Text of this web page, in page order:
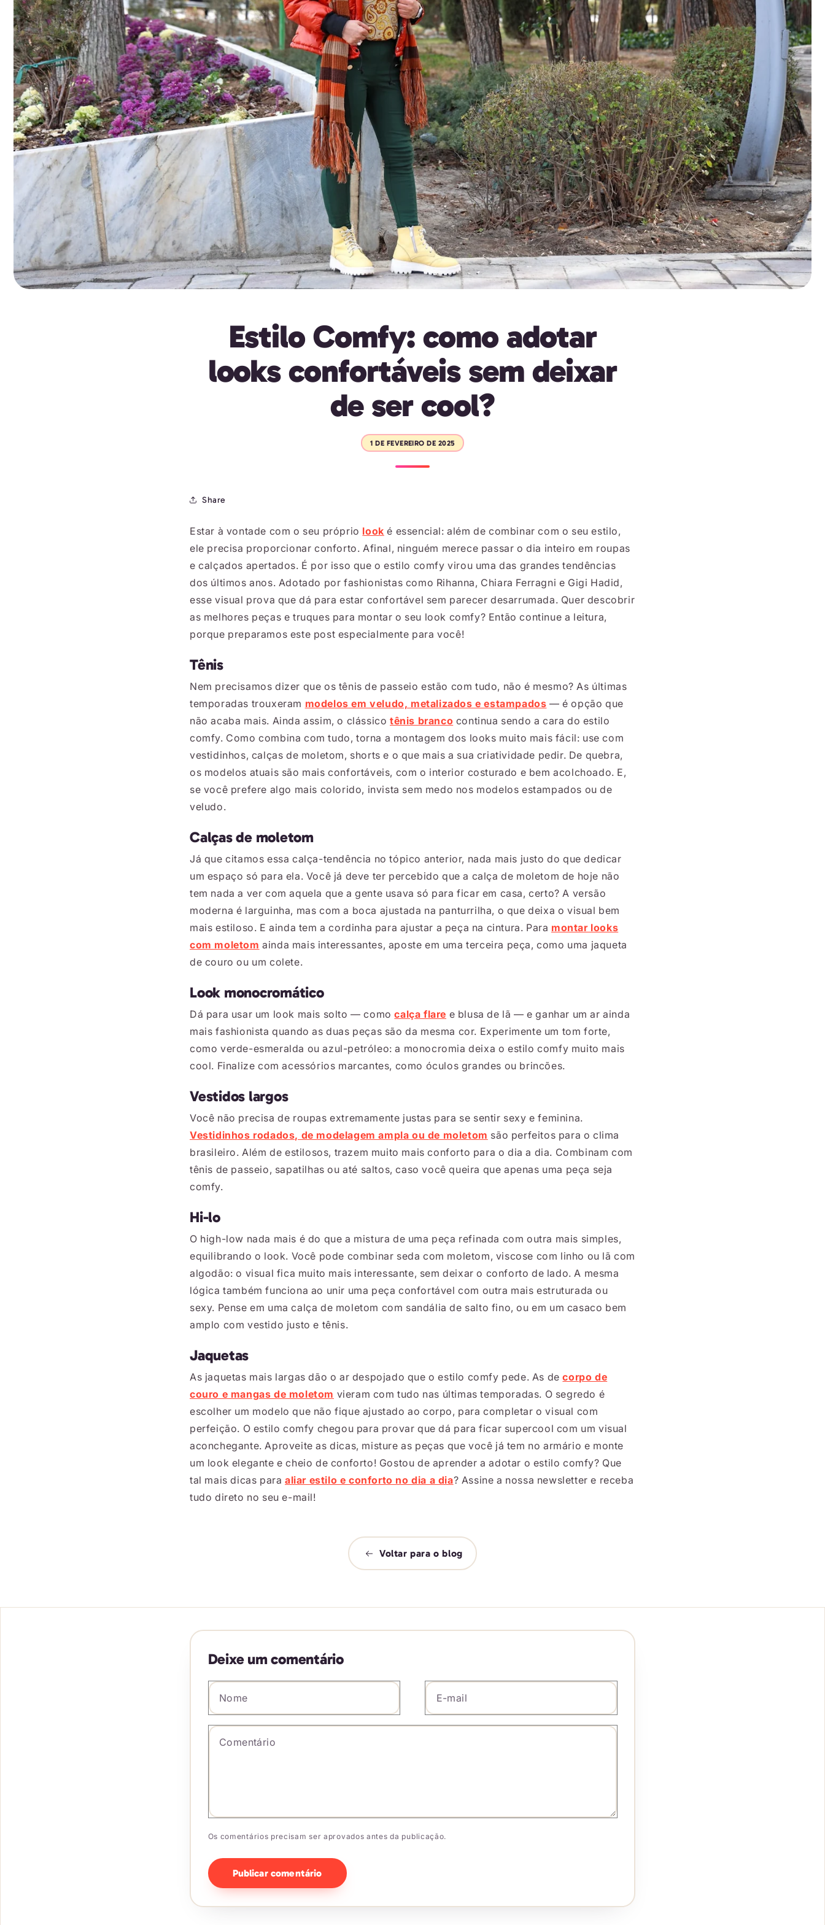
Estilo Comfy: como adotar
looks confortáveis sem deixar
de ser cool?
1 DE FEVEREIRO DE 2025
Share
Estar à vontade com o seu próprio look é essencial: além de combinar com o seu estilo,
ele precisa proporcionar conforto. Afinal, ninguém merece passar o dia inteiro em roupas
e calçados apertados. É por isso que o estilo comfy virou uma das grandes tendências
dos últimos anos. Adotado por fashionistas como Rihanna, Chiara Ferragni e Gigi Hadid,
esse visual prova que dá para estar confortável sem parecer desarrumada. Quer descobrir
as melhores peças e truques para montar o seu look comfy? Então continue a leitura,
porque preparamos este post especialmente para você!
Tênis
Nem precisamos dizer que os tênis de passeio estão com tudo, não é mesmo? As últimas
temporadas trouxeram modelos em veludo, metalizados e estampados — é opção que
não acaba mais. Ainda assim, o clássicotênis branco continua sendo a cara do estilo
comfy. Como combina com tudo, torna a montagem dos looks muito mais fácil: use com
vestidinhos, calças de moletom, shorts e o que mais a sua criatividade pedir. De quebra,
os modelos atuais são mais confortáveis, com o interior costurado e bem acolchoado. E,
se você prefere algo mais colorido, invista sem medo nos modelos estampados ou de
veludo.
Calças de moletom
Já que citamos essa calça-tendência no tópico anterior, nada mais justo do que dedicar
um espaço só para ela. Você já deve ter percebido que a calça de moletom de hoje não
tem nada a ver com aquela que a gente usava só para ficar em casa, certo? A versão
moderna é larguinha, mas com a boca ajustada na panturrilha, o que deixa o visual bem
mais estiloso. E ainda tem a cordinha para ajustar a peça na cintura. Para montar looks
com moletom ainda mais interessantes, aposte em uma terceira peça, como uma jaqueta
de couro ou um colete.
Look monocromático
Dá para usar um look mais solto — comocalça flare e blusa de lã — e ganhar um ar ainda
mais fashionista quando as duas peças são da mesma cor. Experimente um tom forte,
como verde-esmeralda ou azul-petróleo: a monocromia deixa o estilo comfy muito mais
cool. Finalize com acessórios marcantes, como óculos grandes ou brincões.
Vestidos largos
Você não precisa de roupas extremamente justas para se sentir sexy e feminina.
Vestidinhos rodados, de modelagem ampla ou de moletom são perfeitos para o clima
brasileiro. Além de estilosos, trazem muito mais conforto para o dia a dia. Combinam com
tênis de passeio, sapatilhas ou até saltos, caso você queira que apenas uma peça seja
comfy.
Hi-lo
O high-low nada mais é do que a mistura de uma peça refinada com outra mais simples,
equilibrando o look. Você pode combinar seda com moletom, viscose com linho ou lã com
algodão: o visual fica muito mais interessante, sem deixar o conforto de lado. A mesma
lógica também funciona ao unir uma peça confortável com outra mais estruturada ou
sexy. Pense em uma calça de moletom com sandália de salto fino, ou em um casaco bem
amplo com vestido justo e tênis.
Jaquetas
As jaquetas mais largas dão o ar despojado que o estilo comfy pede. As decorpo de
couro e mangas de moletom vieram com tudo nas últimas temporadas. O segredo é
escolher um modelo que não fique ajustado ao corpo, para completar o visual com
perfeição. O estilo comfy chegou para provar que dá para ficar supercool com um visual
aconchegante. Aproveite as dicas, misture as peças que você já tem no armário e monte
um look elegante e cheio de conforto! Gostou de aprender a adotar o estilo comfy? Que
tal mais dicas para aliar estilo e conforto no dia a dia? Assine a nossa newsletter e receba
tudo direto no seu e-mail!
Voltar para o blog
Deixe um comentário
Nome E-mail
Comentário
Os comentários precisam ser aprovados antes da publicação.